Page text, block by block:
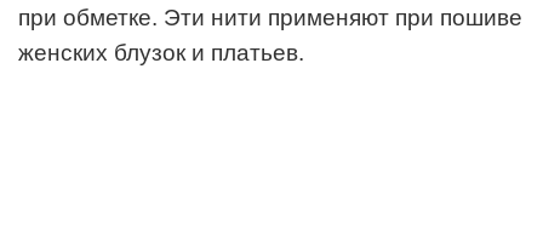
при обметке. Эти нити применяют при пошиве
женских блузок и платьев.